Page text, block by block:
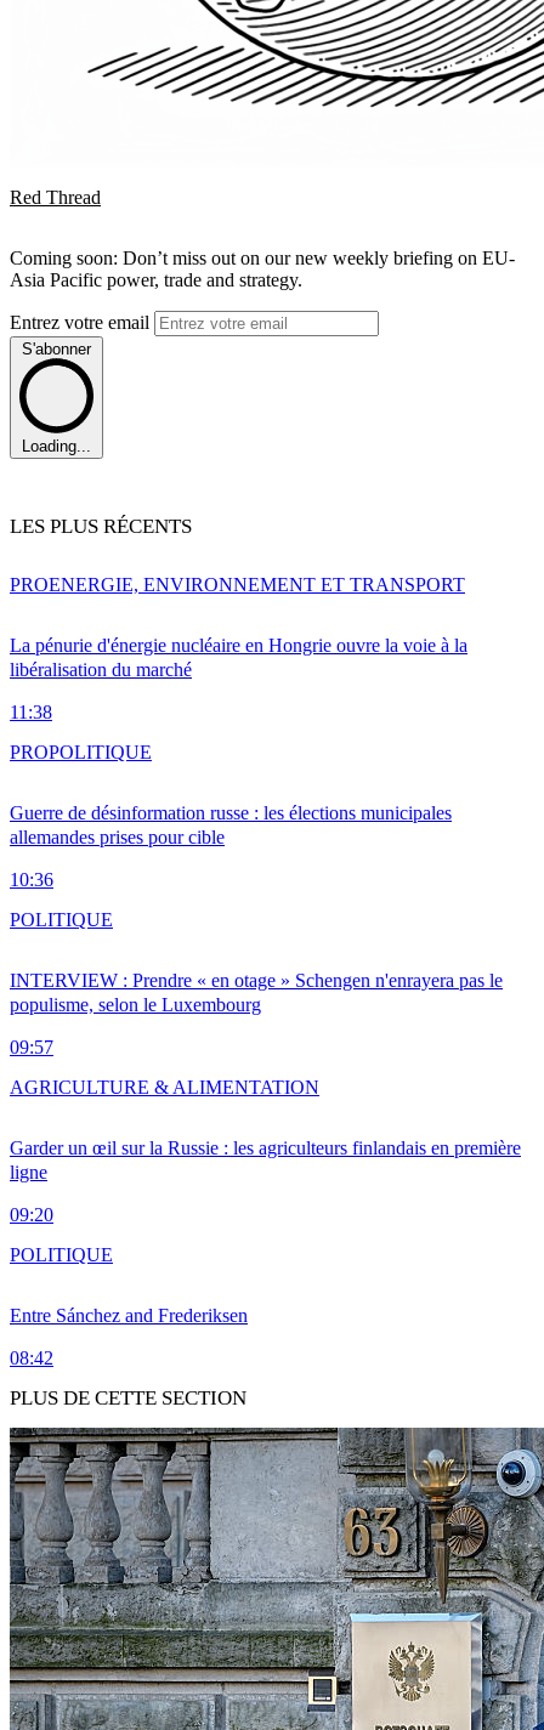
Red Thread
Coming soon: Don’t miss out on our new weekly briefing on EU-
Asia Pacific power, trade and strategy.
Entrez votre email
S'abonner
Loading...
LES PLUS RÉCENTS
La pénurie d'énergie nucléaire en Hongrie ouvre la voie à la
libéralisation du marché
11:38
PROENERGIE, ENVIRONNEMENT ET TRANSPORT
Guerre de désinformation russe : les élections municipales
allemandes prises pour cible
10:36
PROPOLITIQUE
INTERVIEW : Prendre « en otage » Schengen n'enrayera pas le
populisme, selon le Luxembourg
09:57
POLITIQUE
Garder un œil sur la Russie : les agriculteurs finlandais en première
ligne
09:20
AGRICULTURE & ALIMENTATION
Entre Sánchez and Frederiksen
08:42
POLITIQUE
PLUS DE CETTE SECTION